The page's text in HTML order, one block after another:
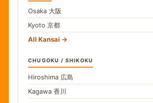
Osaka 大阪
Kyoto 京都
All Kansai
CHUGOKU / SHIKOKU
Hiroshima 広島
Kagawa 香川